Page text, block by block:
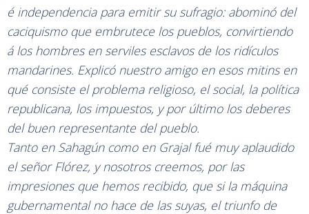
é independencia para emitir su sufragio: abominó del
caciquismo que embrutece los pueblos, convirtiendo
á los hombres en serviles esclavos de los ridículos
mandarines. Explicó nuestro amigo en esos mitins en
qué consiste el problema religioso, el social, la política
republicana, los impuestos, y por último los deberes
del buen representante del pueblo.
Tanto en Sahagún como en Grajal fué muy aplaudido
el señor Flórez, y nosotros creemos, por las
impresiones que hemos recibido, que si la máquina
gubernamental no hace de las suyas, el triunfo de